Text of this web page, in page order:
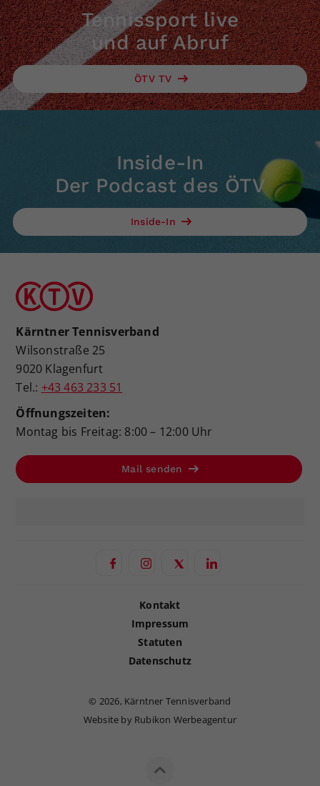
Tennissport live
und auf Abruf
ÖTV TV
Inside-In
Der Podcast des ÖTV
Inside-In
Kärntner Tennisverband
Wilsonstraße 25
9020 Klagenfurt
Tel.: +43 463 233 51
Öffnungszeiten:
Montag bis Freitag: 8:00 – 12:00 Uhr
Mail senden
Kontakt
Impressum
Statuten
Datenschutz
© 2026, Kärntner Tennisverband
Website by Rubikon Werbeagentur